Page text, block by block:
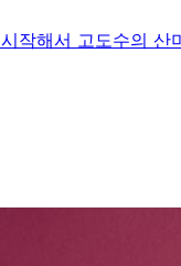
작해서 고도수의 산